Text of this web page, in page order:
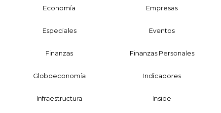
Economía Empresas
Especiales Eventos
Finanzas Finanzas Personales
Globoeconomía Indicadores
Infraestructura Inside